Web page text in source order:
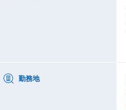
勤務地